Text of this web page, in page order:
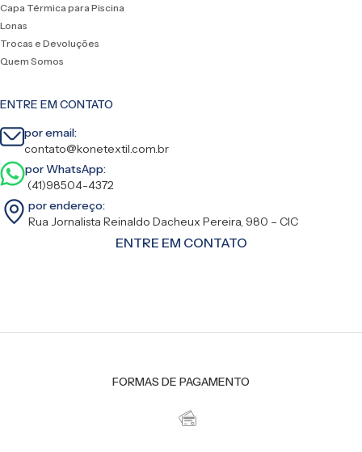
Capa Térmica para Piscina
Lonas
Trocas e Devoluções
Quem Somos
ENTRE EM CONTATO
por email:
contato@konetextil.com.br
por WhatsApp:
(41)98504-4372
por endereço:
Rua Jornalista Reinaldo Dacheux Pereira, 980 – CIC
ENTRE EM CONTATO
FORMAS DE PAGAMENTO